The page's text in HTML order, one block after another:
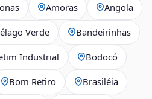
Amoras Angola
Verde Bandeirinhas
Industrial Bodocó
Bom Retiro Brasiléia